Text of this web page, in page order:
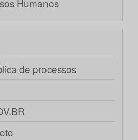
Humanos
de processos